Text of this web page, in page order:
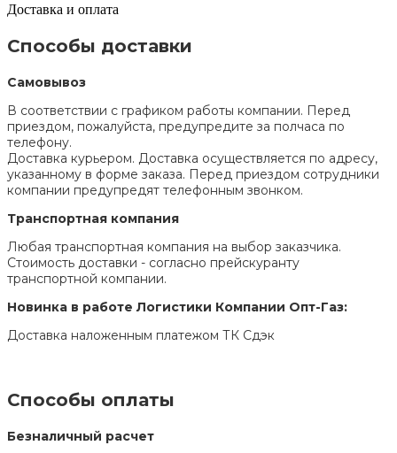
Доставка и оплата
Способы доставки
Самовывоз
В соответствии с графиком работы компании. Перед
приездом, пожалуйста, предупредите за полчаса по
телефону.
Доставка курьером. Доставка осуществляется по адресу,
указанному в форме заказа. Перед приездом сотрудники
компании предупредят телефонным звонком.
Транспортная компания
Любая транспортная компания на выбор заказчика.
Стоимость доставки - согласно прейскуранту
транспортной компании.
Новинка в работе Логистики Компании Опт-Газ:
Доставка наложенным платежом ТК Сдэк
Способы оплаты
Безналичный расчет